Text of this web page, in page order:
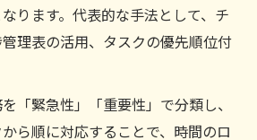
ります。代表的な手法として、チ
理表の活用、タスクの優先順位付
「緊急性」「重要性」で分類し、
ら順に対応することで、時間のロ